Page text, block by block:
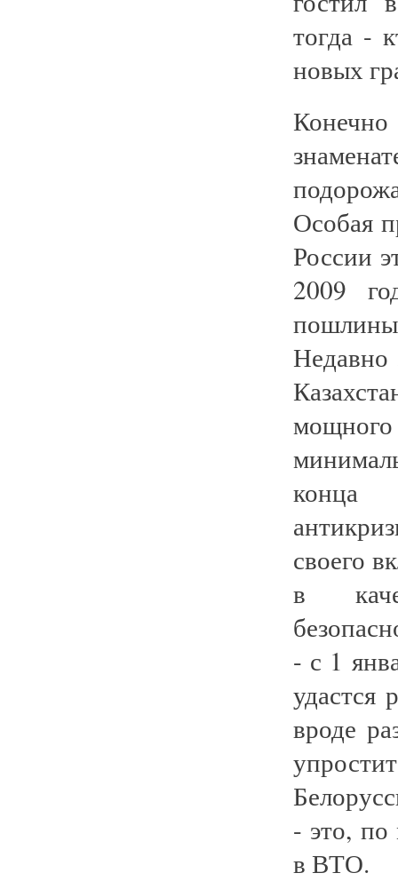
тогда -
новых
Особая
России
2009
Недавно
конца
своего
в
- с 1
удастся
вроде
- это, по
в ВТО.